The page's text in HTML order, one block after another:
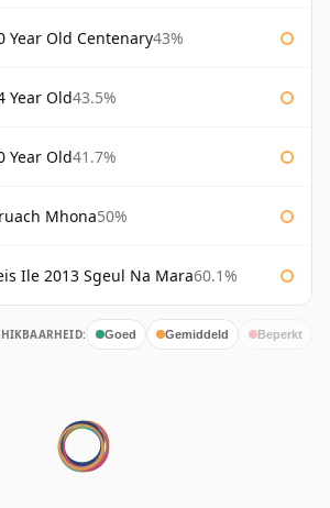
Year Old Centenary43%
Year Old43.5%
Year Old41.7%
Mhona50%
Ile 2013 Sgeul Na Mara60.1%
Goed Gemiddeld Beperkt